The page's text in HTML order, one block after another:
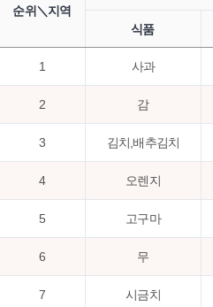
순위＼지역
식품
1 사과
2 감
3 김치,배추김치
4 오렌지
5 고구마
6 무
7 시금치